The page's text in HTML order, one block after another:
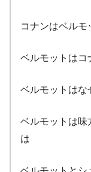
コナンはベルモ
ベルモットはコ
ベルモットはな
ベルモットは味
は